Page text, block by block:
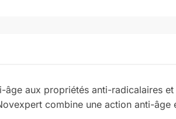
âge aux propriétés anti-radicalaires
combine une action anti-